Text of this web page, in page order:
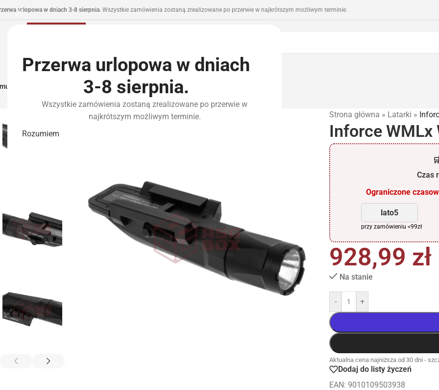
Przerwa urlopowa w dniach
3-8 sierpnia.
Wszystkie zamówienia zostaną zrealizowane po przerwie w
najkrótszym możliwym terminie.
Rozumiem
urlopowa w dniach 3-8 sierpnia. Wszystkie zamówienia zostaną zrealizowane po przerwie w najkrótszym możliwym terminie.
I Zasilanie Części I Tuning HPAWyposażenie Taktyczne
Strona główna » Latarki »
Inforce WMLx
Czas
Ograniczone
lato5
przy zamówieniu <99zł
928,99 zł
Na stanie
- +
Aktualna cena najniższa od 30 dni -
Dodaj do listy życzeń
EAN: 9010109503938